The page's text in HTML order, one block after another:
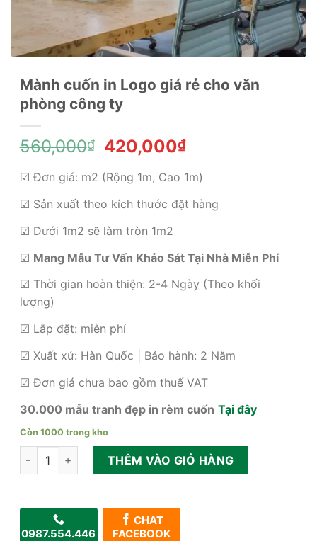
Mành cuốn in Logo giá rẻ cho văn
phòng công ty
560,000₫
Giá
là:
560,000₫.
420,000₫Giá
tại
là:
420,000₫.
☑ Đơn giá: m2 (Rộng 1m, Cao 1m)
☑ Sản xuất theo kích thước đặt hàng
☑ Dưới 1m2 sẽ làm tròn 1m2
☑ Mang Mẫu Tư Vấn Khảo Sát Tại Nhà Miễn Phí
☑ Thời gian hoàn thiện: 2-4 Ngày (Theo khối
lượng)
☑ Lắp đặt: miễn phí
☑ Xuất xứ: Hàn Quốc | Bảo hành: 2 Năm
☑ Đơn giá chưa bao gồm thuế VAT
30.000 mẫu tranh đẹp in rèm cuốn Tại đây
Còn 1000 trong kho
Mành cuốn in Logo giá rẻ cho văn phòng công ty số lượng
THÊM VÀO GIỎ HÀNG
0987.554.446
CHAT
FACEBOOK